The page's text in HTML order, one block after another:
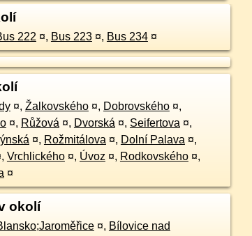
222 ¤, Bus 223 ¤, Bus 234 ¤
¤, Žalkovského ¤, Dobrovského ¤,
¤, Růžová ¤, Dvorská ¤, Seifertova ¤,
¤, Rožmitálova ¤, Dolní Palava ¤,
, Vrchlického ¤, Úvoz ¤, Rodkovského ¤,
¤
okolí
¤, Bílovice nad